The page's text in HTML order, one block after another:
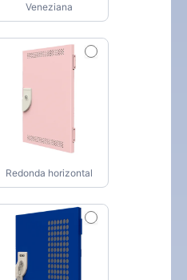
Veneziana
Redonda horizontal